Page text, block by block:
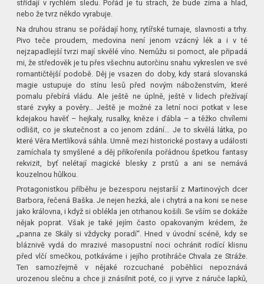
střídají v rychlém sledu. Pořád je tu strach, že bude zima a hlad,
nebo že tvrz někdo vyrabuje.
Na druhou stranu se pořádají hony, rytířské turnaje, slavnosti a trhy.
Pivo teče proudem, medovina není jenom vzácný lék a i v té
nejzapadlejší tvrzi mají skvělé víno. Nemůžu si pomoct, ale připadá
mi, že středověk je tu přes všechnu autorčinu snahu vykreslen ve své
romantičtější podobě. Děj je vsazen do doby, kdy stará slovanská
magie ustupuje do stínu lesů před novým náboženstvím, které
pomalu přebírá vládu. Ale ještě ne úplně, ještě v lidech přežívají
staré zvyky a pověry… Ještě je možné za letní noci potkat v lese
kdejakou havěť – hejkaly, rusalky, kněze i ďábla – a těžko chvílemi
odlišit, co je skutečnost a co jenom zdání… Je to skvělá látka, po
které Věra Mertlíková sáhla. Umně mezi historické postavy a události
zamíchala ty smyšlené a děj přikořenila pořádnou špetkou fantasy
rekvizit, byť nelétají magické blesky z prstů a ani se nemává
kouzelnou hůlkou.
Protagonistkou příběhu je bezesporu nejstarší z Martinových dcer
Barbora, řečená Baška. Je nejen hezká, ale i chytrá a na koni se nese
jako královna, i když si oblékla jen otrhanou košili. Se vším se dokáže
nějak poprat. Však je také jejím často opakovaným krédem, že
„panna ze Skály si vždycky poradí“. Hned v úvodní scéně, kdy se
bláznivě vydá do mrazivé masopustní noci ochránit rodící klisnu
před vlčí smečkou, potkáváme i jejího protihráče Chvala ze Stráže.
Ten samozřejmě v nějaké rozcuchané poběhlici nepoznává
urozenou slečnu a chce ji znásilnit poté, co ji vyrve z náruče lapků,